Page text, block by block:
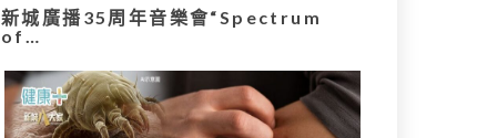
新城廣播35周年音樂會“Spectrum
of…